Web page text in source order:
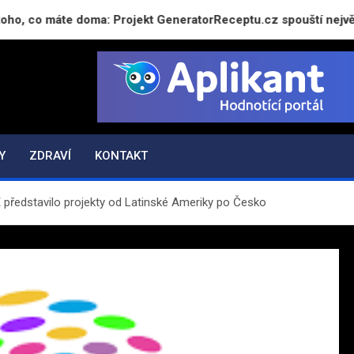
doma: Projekt GeneratorReceptu.cz spouští největší
ZDRAVÍ KONTAKT
představilo projekty od Latinské Ameriky po Česko